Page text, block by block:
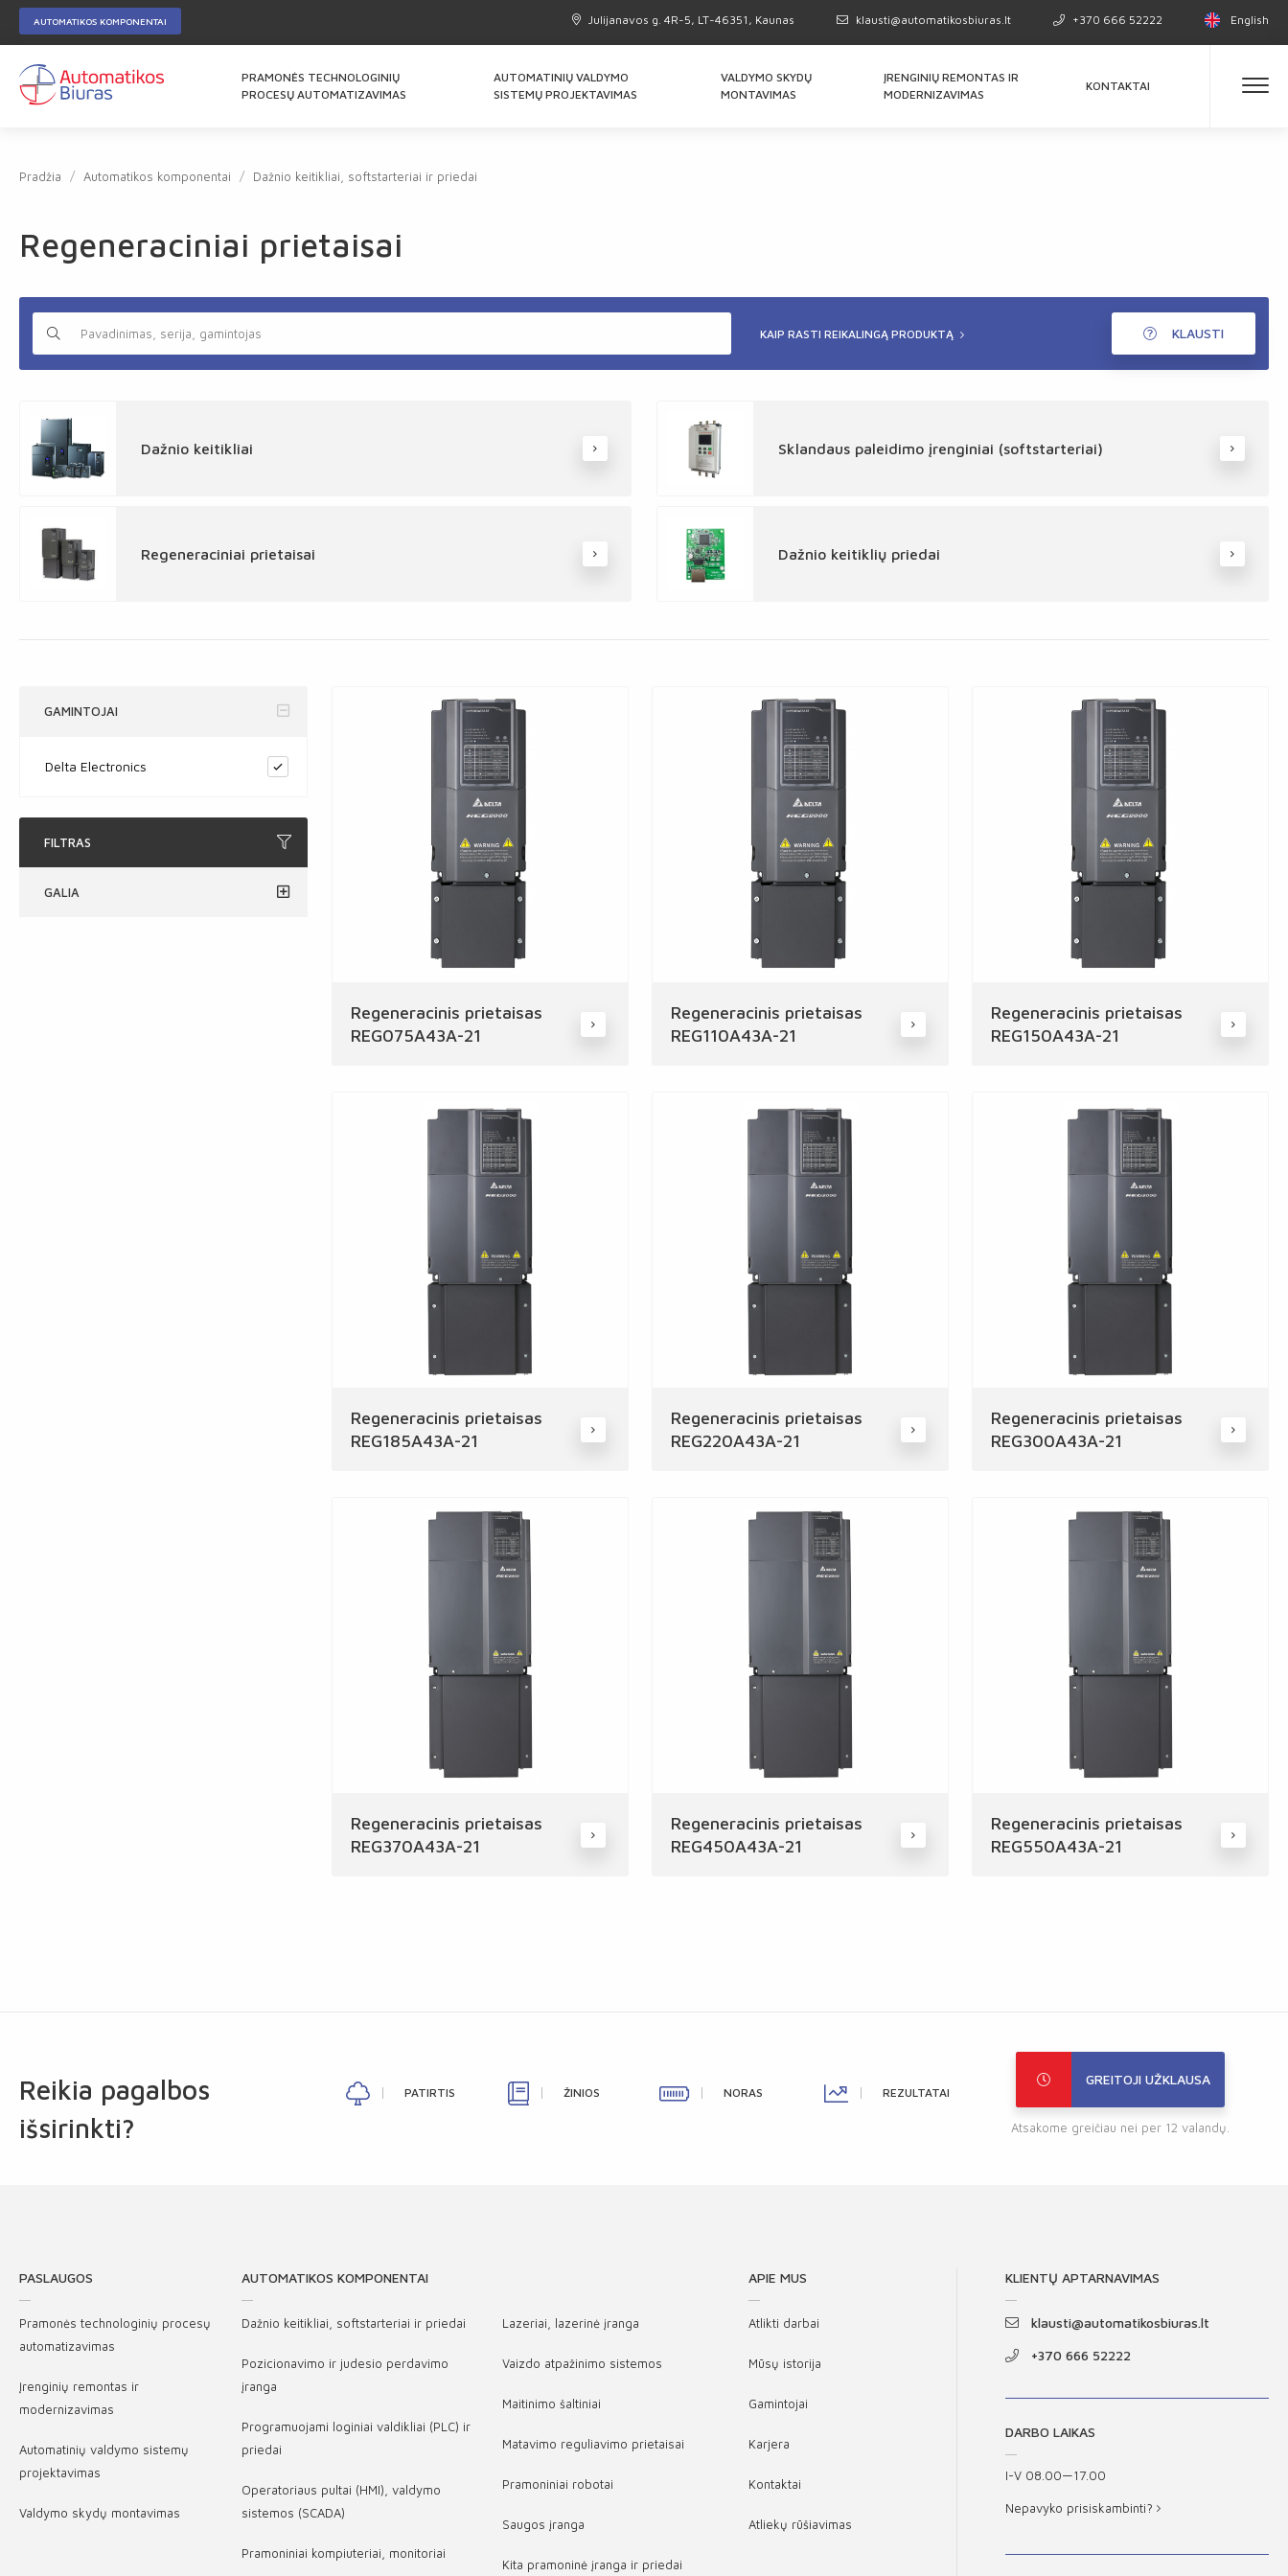
AUTOMATIKOS KOMPONENTAI Julijanavos g. 4R-5, LT-46351, Kaunas klausti@automatikosbiuras.lt +370 666 52222 English
PRAMONĖS TECHNOLOGINIŲ
PROCESŲ AUTOMATIZAVIMAS
AUTOMATINIŲ VALDYMO
SISTEMŲ PROJEKTAVIMAS
VALDYMO SKYDŲ
MONTAVIMAS
ĮRENGINIŲ REMONTAS IR
MODERNIZAVIMAS
KONTAKTAI
Pradžia Automatikos komponentai Dažnio keitikliai, softstarteriai ir priedai
Regeneraciniai prietaisai
KAIP RASTI REIKALINGĄ PRODUKTĄ KLAUSTI
Dažnio keitikliai Sklandaus paleidimo įrenginiai (softstarteriai)
Regeneraciniai prietaisai Dažnio keitiklių priedai
GAMINTOJAI
Delta Electronics
FILTRAS
GALIA
Regeneracinis prietaisas
REG075A43A-21
Regeneracinis prietaisas
REG110A43A-21
Regeneracinis prietaisas
REG150A43A-21
Regeneracinis prietaisas
REG185A43A-21
Regeneracinis prietaisas
REG220A43A-21
Regeneracinis prietaisas
REG300A43A-21
Regeneracinis prietaisas
REG370A43A-21
Regeneracinis prietaisas
REG450A43A-21
Regeneracinis prietaisas
REG550A43A-21
Reikia pagalbos
išsirinkti?
PATIRTIS ŽINIOS NORAS REZULTATAI
GREITOJI UŽKLAUSA
Atsakome greičiau nei per 12 valandų.
PASLAUGOS
Pramonės technologinių procesų
automatizavimas
Įrenginių remontas ir
modernizavimas
Automatinių valdymo sistemų
projektavimas
Valdymo skydų montavimas
AUTOMATIKOS KOMPONENTAI
Dažnio keitikliai, softstarteriai ir priedai
Pozicionavimo ir judesio perdavimo
įranga
Programuojami loginiai valdikliai (PLC) ir
priedai
Operatoriaus pultai (HMI), valdymo
sistemos (SCADA)
Pramoniniai kompiuteriai, monitoriai
Lazeriai, lazerinė įranga
Vaizdo atpažinimo sistemos
Maitinimo šaltiniai
Matavimo reguliavimo prietaisai
Pramoniniai robotai
Saugos įranga
Kita pramoninė įranga ir priedai
APIE MUS
Atlikti darbai
Mūsų istorija
Gamintojai
Karjera
Kontaktai
Atliekų rūšiavimas
KLIENTŲ APTARNAVIMAS
klausti@automatikosbiuras.lt
+370 666 52222
DARBO LAIKAS
I-V 08.00—17.00
Nepavyko prisiskambinti?